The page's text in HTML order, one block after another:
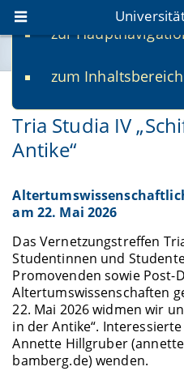
zur
zum
www.uni-
univis.uni-
Tria Studia IV
Antike“
am 22. Mai 2026
Das Vernetzungstreffen
Studentinnen und
Promovenden sowie Post-
Altertumswissenschaften
22. Mai 2026 widmen wir
in der Antike“.
Annette Hillgruber
bamberg.de) wenden.